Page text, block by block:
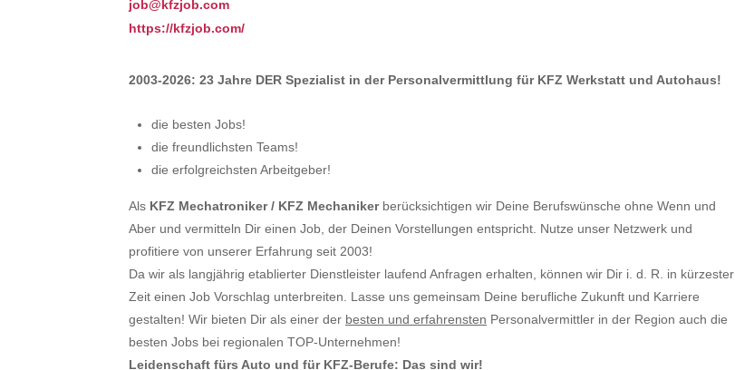
job@kfzjob.com
https://kfzjob.com/
2003-2026: 23 Jahre DER Spezialist in der Personalvermittlung für KFZ Werkstatt und Autohaus!
die besten Jobs!
die freundlichsten Teams!
die erfolgreichsten Arbeitgeber!
Als KFZ Mechatroniker / KFZ Mechanikerberücksichtigen wir Deine Berufswünsche ohne Wenn und
Aber und vermitteln Dir einen Job, der Deinen Vorstellungen entspricht. Nutze unser Netzwerk und
profitiere von unserer Erfahrung seit 2003!
Da wir als langjährig etablierter Dienstleister laufend Anfragen erhalten, können wir Dir i. d. R. in kürzester
Zeit einen Job Vorschlag unterbreiten. Lasse uns gemeinsam Deine berufliche Zukunft und Karriere
gestalten! Wir bieten Dir als einer der besten und erfahrensten Personalvermittler in der Region auch die
besten Jobs bei regionalen TOP-Unternehmen!
Leidenschaft fürs Auto und für KFZ-Berufe: Das sind wir!